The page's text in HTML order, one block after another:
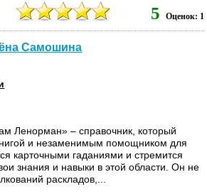
и юмор?
5 Оценок: 1
Самошина
Ленорман» – справочник, который
и незаменимым помощником для
карточными гаданиями и стремится
знания и навыки в этой области. Он не
раскладов,...